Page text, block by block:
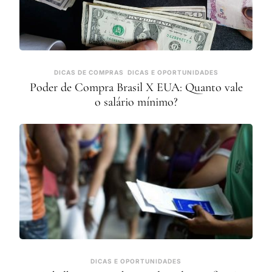
DICAS DE COMPRAS DICAS E OPORTUNIDADES
Poder de Compra Brasil X EUA: Quanto vale
o salário mínimo?
DICAS E OPORTUNIDADES